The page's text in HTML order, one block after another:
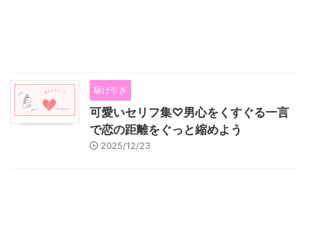
駆け引き
可愛いセリフ集♡男心をくすぐる一言
で恋の距離をぐっと縮めよう
2025/12/23